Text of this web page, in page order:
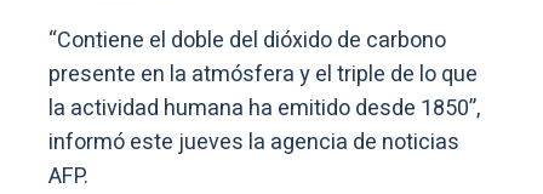
“Contiene el doble del dióxido de carbono
presente en la atmósfera y el triple de lo que
la actividad humana ha emitido desde 1850”,
informó este jueves la agencia de noticias
AFP.